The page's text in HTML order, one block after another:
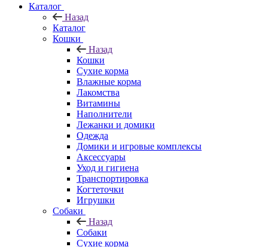
Каталог
Назад
Каталог
Кошки
Назад
Кошки
Сухие корма
Влажные корма
Лакомства
Витамины
Наполнители
Лежанки и домики
Одежда
Домики и игровые комплексы
Аксессуары
Уход и гигиена
Транспортировка
Когтеточки
Игрушки
Собаки
Назад
Собаки
Сухие корма